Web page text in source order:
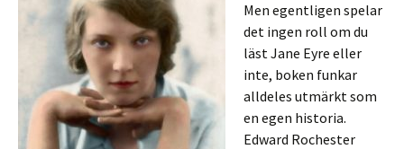
Men egentligen spelar
det ingen roll om du
läst Jane Eyre eller
inte, boken funkar
alldeles utmärkt som
en egen historia.
Edward Rochester